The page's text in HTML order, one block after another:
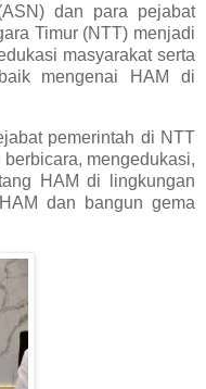
dan para pejabat
Timur (NTT) menjadi
masyarakat serta
mengenai HAM di
pemerintah di NTT
mengedukasi,
HAM di lingkungan
dan bangun gema